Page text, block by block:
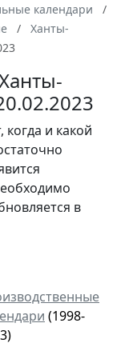
календари
Ханты-
когда и какой
в
(1998-